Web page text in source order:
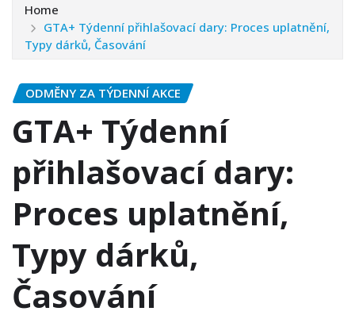
Home
GTA+ Týdenní přihlašovací dary: Proces uplatnění,
Typy dárků, Časování
ODMĚNY ZA TÝDENNÍ AKCE
GTA+ Týdenní
přihlašovací dary:
Proces uplatnění,
Typy dárků,
Časování